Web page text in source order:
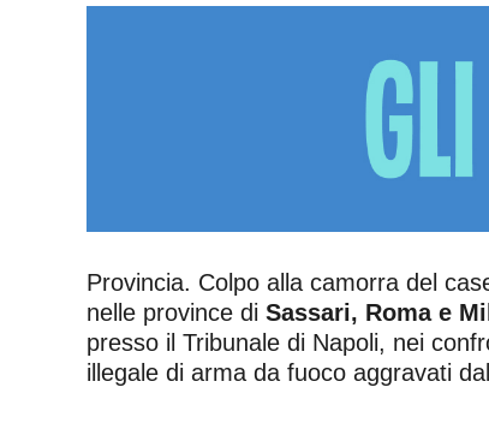
Provincia. Colpo alla camorra del
nelle province di Sassari, Roma e
presso il Tribunale di Napoli, nei
illegale di arma da fuoco aggravati